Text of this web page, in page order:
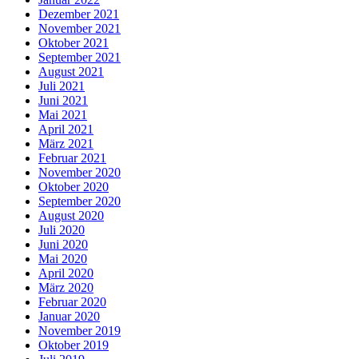
Dezember 2021
November 2021
Oktober 2021
September 2021
August 2021
Juli 2021
Juni 2021
Mai 2021
April 2021
März 2021
Februar 2021
November 2020
Oktober 2020
September 2020
August 2020
Juli 2020
Juni 2020
Mai 2020
April 2020
März 2020
Februar 2020
Januar 2020
November 2019
Oktober 2019